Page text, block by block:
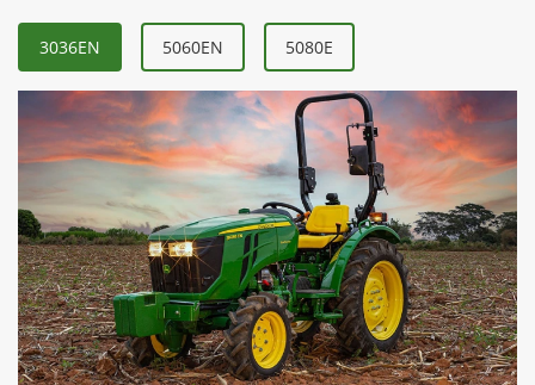
3036EN 5060EN 5080E